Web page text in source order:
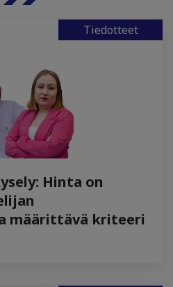
Tiedotteet
Hinta on
määrittävä kriteeri